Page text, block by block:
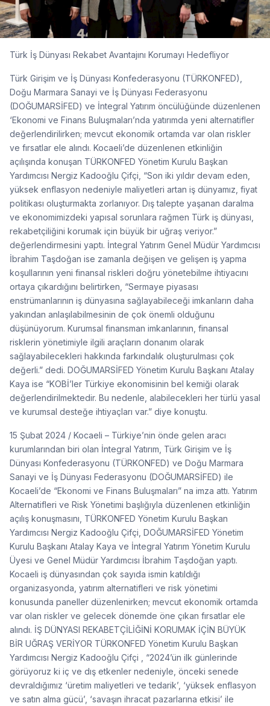
Türk İş Dünyası Rekabet Avantajını Korumayı Hedefliyor
Türk Girişim ve İş Dünyası Konfederasyonu (TÜRKONFED),
Doğu Marmara Sanayi ve İş Dünyası Federasyonu
(DOĞUMARSİFED) ve İntegral Yatırım öncülüğünde düzenlenen
‘Ekonomi ve Finans Buluşmaları’nda yatırımda yeni alternatifler
değerlendirilirken; mevcut ekonomik ortamda var olan riskler
ve fırsatlar ele alındı. Kocaeli’de düzenlenen etkinliğin
açılışında konuşan TÜRKONFED Yönetim Kurulu Başkan
Yardımcısı Nergiz Kadooğlu Çifçi, “Son iki yıldır devam eden,
yüksek enflasyon nedeniyle maliyetleri artan iş dünyamız, fiyat
politikası oluşturmakta zorlanıyor. Dış talepte yaşanan daralma
ve ekonomimizdeki yapısal sorunlara rağmen Türk iş dünyası,
rekabetçiliğini korumak için büyük bir uğraş veriyor.”
değerlendirmesini yaptı. İntegral Yatırım Genel Müdür Yardımcısı
İbrahim Taşdoğan ise zamanla değişen ve gelişen iş yapma
koşullarının yeni finansal riskleri doğru yönetebilme ihtiyacını
ortaya çıkardığını belirtirken, “Sermaye piyasası
enstrümanlarının iş dünyasına sağlayabileceği imkanların daha
yakından anlaşılabilmesinin de çok önemli olduğunu
düşünüyorum. Kurumsal finansman imkanlarının, finansal
risklerin yönetimiyle ilgili araçların donanım olarak
sağlayabilecekleri hakkında farkındalık oluşturulması çok
değerli.” dedi. DOĞUMARSİFED Yönetim Kurulu Başkanı Atalay
Kaya ise “KOBİ’ler Türkiye ekonomisinin bel kemiği olarak
değerlendirilmektedir. Bu nedenle, alabilecekleri her türlü yasal
ve kurumsal desteğe ihtiyaçları var.” diye konuştu.
15 Şubat 2024 / Kocaeli – Türkiye’nin önde gelen aracı
kurumlarından biri olan İntegral Yatırım, Türk Girişim ve İş
Dünyası Konfederasyonu (TÜRKONFED) ve Doğu Marmara
Sanayi ve İş Dünyası Federasyonu (DOĞUMARSİFED) ile
Kocaeli’de “Ekonomi ve Finans Buluşmaları” na imza attı. Yatırım
Alternatifleri ve Risk Yönetimi başlığıyla düzenlenen etkinliğin
açılış konuşmasını, TÜRKONFED Yönetim Kurulu Başkan
Yardımcısı Nergiz Kadooğlu Çifçi, DOĞUMARSİFED Yönetim
Kurulu Başkanı Atalay Kaya ve İntegral Yatırım Yönetim Kurulu
Üyesi ve Genel Müdür Yardımcısı İbrahim Taşdoğan yaptı.
Kocaeli iş dünyasından çok sayıda ismin katıldığı
organizasyonda, yatırım alternatifleri ve risk yönetimi
konusunda paneller düzenlenirken; mevcut ekonomik ortamda
var olan riskler ve gelecek dönemde öne çıkan fırsatlar ele
alındı. İŞ DÜNYASI REKABETÇİLİĞİNİ KORUMAK İÇİN BÜYÜK
BİR UĞRAŞ VERİYOR TÜRKONFED Yönetim Kurulu Başkan
Yardımcısı Nergiz Kadooğlu Çifçi , “2024’ün ilk günlerinde
görüyoruz ki iç ve dış etkenler nedeniyle, önceki senede
devraldığımız ‘üretim maliyetleri ve tedarik’, ‘yüksek enflasyon
ve satın alma gücü’, ‘savaşın ihracat pazarlarına etkisi’ ile